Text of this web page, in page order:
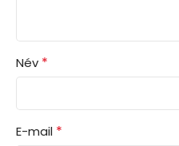
Név *
E-mail *